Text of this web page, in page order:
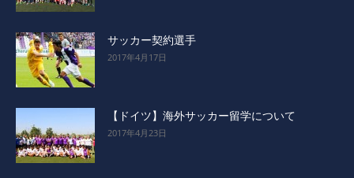
サッカー契約選手
2017年4月17日
【ドイツ】海外サッカー留学について
2017年4月23日